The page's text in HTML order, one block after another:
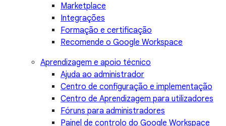
Marketplace
Integrações
Formação e certificação
Recomende o Google Workspace
Aprendizagem e apoio técnico
Ajuda ao administrador
Centro de configuração e implementação
Centro de Aprendizagem para utilizadores
Fóruns para administradores
Painel de controlo do Google Workspace